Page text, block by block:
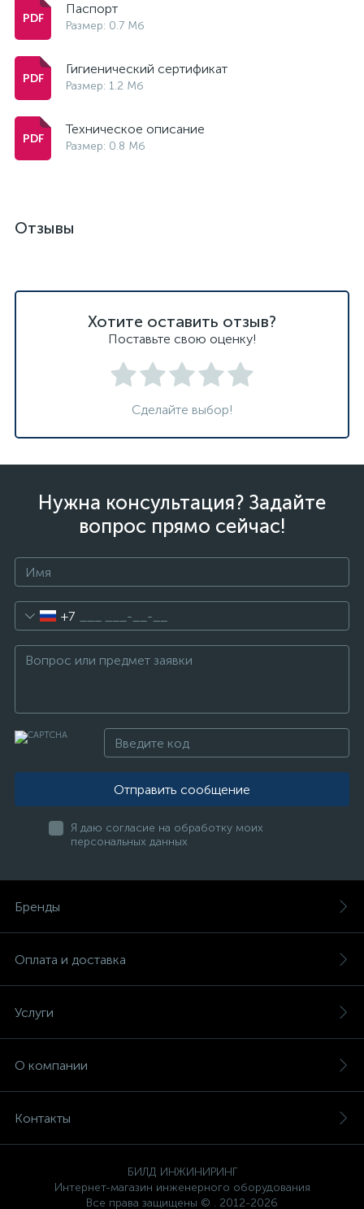
Паспорт
Размер: 0.7 Мб
Гигиенический сертификат
Размер: 1.2 Мб
Техническое описание
Размер: 0.8 Мб
Отзывы
Хотите оставить отзыв?
Поставьте свою оценку!
Сделайте выбор!
Нужна консультация? Задайте
вопрос прямо сейчас!
+7
Отправить сообщение
Я даю согласие на обработку моих
персональных данных
Бренды
Оплата и доставка
Услуги
О компании
Контакты
БИЛД ИНЖИНИРИНГ
Интернет-магазин инженерного оборудования
Все права защищены © . 2012-2026